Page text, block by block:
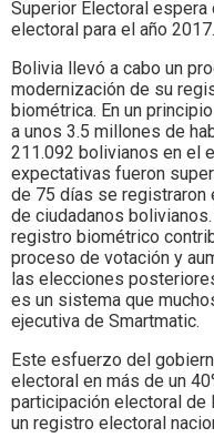
Superior Electoral
electoral para el año
Bolivia llevó a cabo un
modernización de su
biométrica. En un
a unos 3.5 millones de
211.092 bolivianos en el
expectativas fueron
de 75 días se registraron
de ciudadanos
registro biométrico
proceso de votación y
las elecciones
es un sistema que
ejecutiva de Smartmatic.
Este esfuerzo del
electoral en más de un
participación electoral de
un registro electoral